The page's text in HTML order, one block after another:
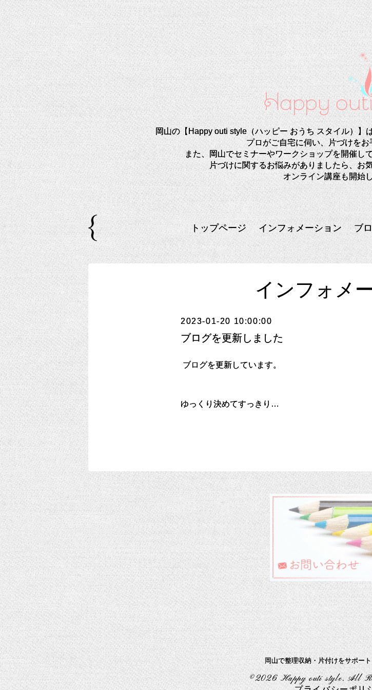
岡山の【Happy outi style（ハッピー おうち スタイル）】
プロがご自宅に伺い、片づけをお
また、岡山でセミナーやワークショップを開催し
片づけに関するお悩みがありましたら、お
オンライン講座も開始
トップページ インフォメーション ブ
インフォメ
2023-01-20 10:00:00
ブログを更新しました
ブログを更新しています。
ゆっくり決めてすっきり…
岡山で整理収納・片付けをサポー
©2026Happy outi style. All